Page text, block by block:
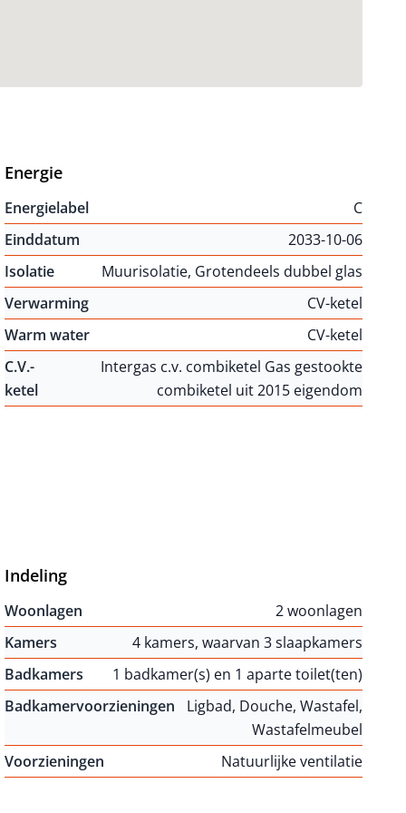
Energie
Energielabel
C
Einddatum
2033-10-06
Isolatie
Muurisolatie, Grotendeels dubbel glas
Verwarming
CV-ketel
Warm water
CV-ketel
C.V.-
ketel
Intergas c.v. combiketel Gas gestookte
combiketel uit 2015 eigendom
Indeling
Woonlagen
2 woonlagen
Kamers
4 kamers, waarvan 3 slaapkamers
Badkamers
1 badkamer(s) en 1 aparte toilet(ten)
Badkamervoorzieningen
Ligbad, Douche, Wastafel,
Wastafelmeubel
Voorzieningen
Natuurlijke ventilatie